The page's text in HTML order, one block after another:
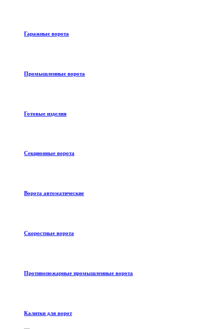
Гаражные ворота
Промышленные ворота
Готовые изделия
Секционные ворота
Ворота автоматические
Скоростные ворота
Противопожарные промышленные ворота
Калитки для ворот